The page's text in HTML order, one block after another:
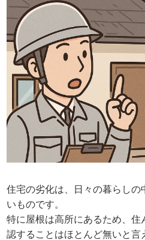
住宅の劣化は、日々の暮らしの
いものです。
特に屋根は高所にあるため、住
認することはほとんど無いと言